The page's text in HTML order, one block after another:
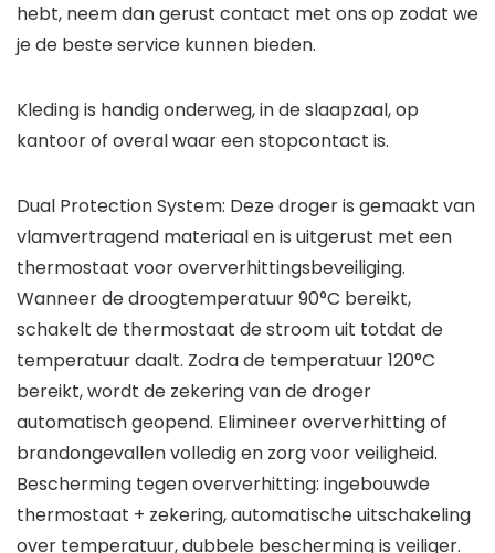
hebt, neem dan gerust contact met ons op zodat we
je de beste service kunnen bieden.
Kleding is handig onderweg, in de slaapzaal, op
kantoor of overal waar een stopcontact is.
Dual Protection System: Deze droger is gemaakt van
vlamvertragend materiaal en is uitgerust met een
thermostaat voor oververhittingsbeveiliging.
Wanneer de droogtemperatuur 90°C bereikt,
schakelt de thermostaat de stroom uit totdat de
temperatuur daalt. Zodra de temperatuur 120°C
bereikt, wordt de zekering van de droger
automatisch geopend. Elimineer oververhitting of
brandongevallen volledig en zorg voor veiligheid.
Bescherming tegen oververhitting: ingebouwde
thermostaat + zekering, automatische uitschakeling
over temperatuur, dubbele bescherming is veiliger.